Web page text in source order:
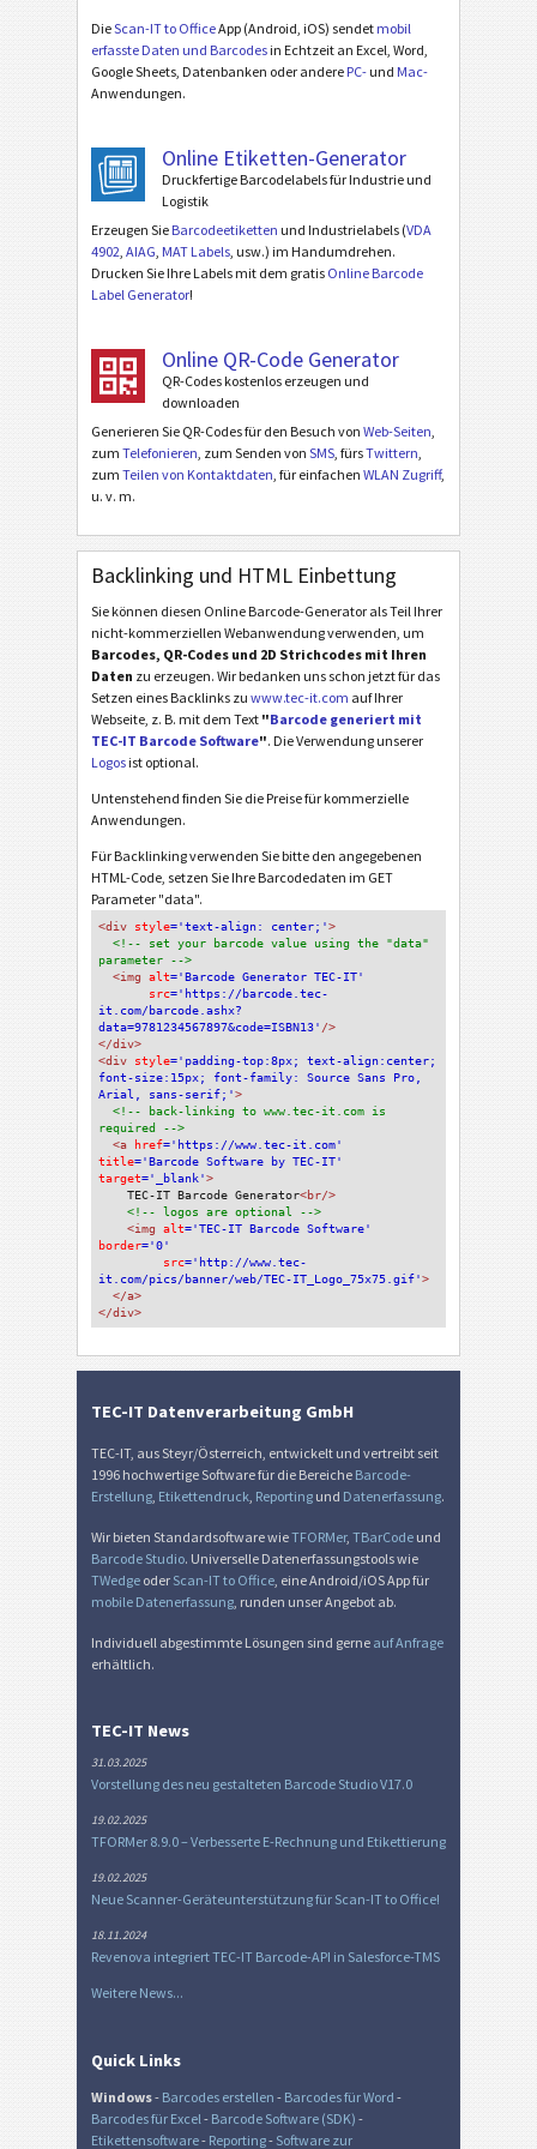
DieScan-IT to OfficeApp (Android, iOS) sendet mobil
erfasste Daten und Barcodes in Echtzeit an Excel, Word,
Google Sheets, Datenbanken oder andere PC- und Mac-
Anwendungen.
Online Etiketten-Generator
Druckfertige Barcodelabels für Industrie und
Logistik
Erzeugen Sie Barcodeetiketten und Industrielabels (VDA
4902 AIAG MAT Labels , usw.) im Handumdrehen.
Drucken Sie Ihre Labels mit dem gratis Online Barcode
Label Generator!
Online QR-Code Generator
QR-Codes kostenlos erzeugen und
downloaden
Generieren Sie QR-Codes für den Besuch von Web-Seiten
zum Telefonieren , zum Senden von SMS , fürsTwittern
zum Teilen von Kontaktdaten , für einfachen WLAN Zugriff,
u. v. m.
Backlinking und HTML Einbettung
Sie können diesen Online Barcode-Generator als Teil Ihrer
nicht-kommerziellen Webanwendung verwenden, um
Barcodes, QR-Codes und 2D Strichcodes mit Ihren
Daten zu erzeugen. Wir bedanken uns schon jetzt für das
Setzen eines Backlinks zu www.tec-it.com auf Ihrer
Webseite, z. B. mit dem Text "Barcode generiert mit
TEC-IT Barcode Software". Die Verwendung unserer
Logos ist optional.
Untenstehend finden Sie die Preise für kommerzielle
Anwendungen.
Für Backlinking verwenden Sie bitte den angegebenen
HTML-Code, setzen Sie Ihre Barcodedaten im GET
Parameter "data".
<div style='text-align: center;'>
<!-- set your barcode value using the "data"
parameter -->
<img alt='Barcode Generator TEC-IT'
src='https://barcode.tec-
it.com/barcode.ashx?
data=9781234567897&code=ISBN13' />
</div>
<div style='padding-top:8px; text-align:center;
font-size:15px; font-family: Source Sans Pro,
Arial, sans-serif;'>
<!-- back-linking to www.tec-it.com is
required -->
<a href='https://www.tec-it.com'
title='Barcode Software by TEC-IT'
target='_blank'>
TEC-IT Barcode Generator<br/>
<!-- logos are optional -->
<img alt='TEC-IT Barcode Software'
border='0'
src='http://www.tec-
it.com/pics/banner/web/TEC-IT_Logo_75x75.gif'>
</a>
</div>
TEC-IT Datenverarbeitung GmbH
TEC-IT, aus Steyr/Österreich, entwickelt und vertreibt seit
1996 hochwertige Software für die Bereiche Barcode-
Erstellung Etikettendruck Reporting und Datenerfassung.
Wir bieten Standardsoftware wieTFORMer, TBarCode und
Barcode Studio. Universelle Datenerfassungstools wie
TWedge oder Scan-IT to Office , eine Android/iOS App für
mobile Datenerfassung , runden unser Angebot ab.
Individuell abgestimmte Lösungen sind gerne auf Anfrage
erhältlich.
TEC-IT News
31.03.2025
Vorstellung des neu gestalteten Barcode Studio V17.0
19.02.2025
TFORMer 8.9.0 – Verbesserte E-Rechnung und Etikettierung
19.02.2025
Neue Scanner-Geräteunterstützung für Scan-IT to Office!
18.11.2024
Revenova integriert TEC-IT Barcode-API in Salesforce-TMS
Weitere News...
Quick Links
Windows- Barcodes erstellen - Barcodes für Word -
Barcodes für Excel - Barcode Software (SDK) -
Etikettensoftware- Reporting- Software zur